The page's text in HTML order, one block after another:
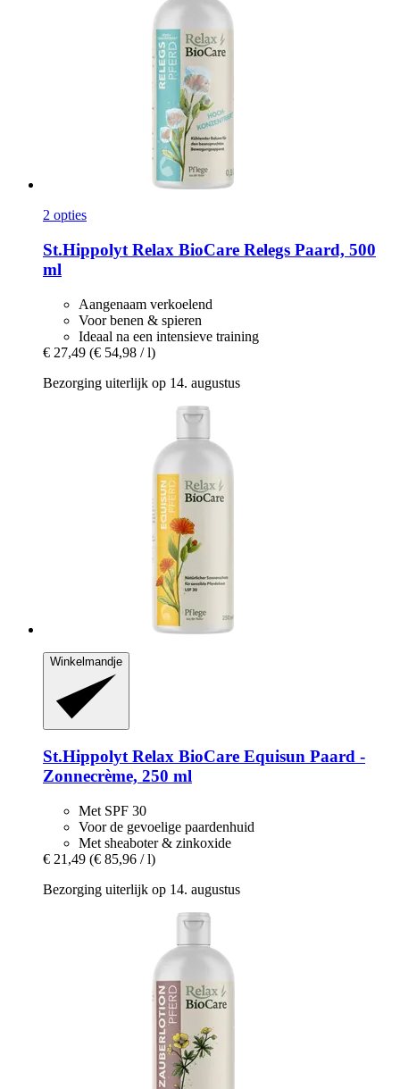
2 opties
St.Hippolyt Relax BioCare Relegs Paard, 500
ml
Aangenaam verkoelend
Voor benen & spieren
Ideaal na een intensieve training
€ 27,49 (€ 54,98 / l)
Bezorging uiterlijk op 14. augustus
Winkelmandje
St.Hippolyt Relax BioCare Equisun Paard -​
Zonnecrème, 250 ml
Met SPF 30
Voor de gevoelige paardenhuid
Met sheaboter & zinkoxide
€ 21,49 (€ 85,96 / l)
Bezorging uiterlijk op 14. augustus